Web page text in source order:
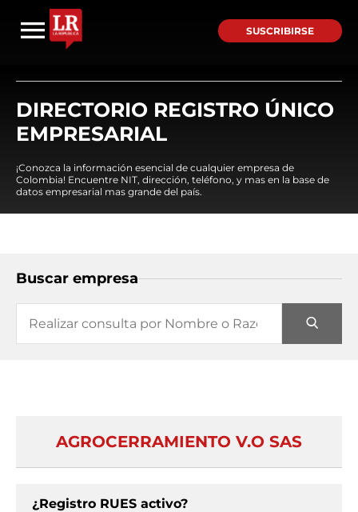
SUSCRIBIRSE
DIRECTORIO REGISTRO ÚNICO
EMPRESARIAL
¡Conozca la información esencial de cualquier empresa de
Colombia! Encuentre NIT, dirección, teléfono, y mas en la base de
datos empresarial mas grande del país.
Buscar empresa
AGROCERRAMIENTO V.O SAS
¿Registro RUES activo?